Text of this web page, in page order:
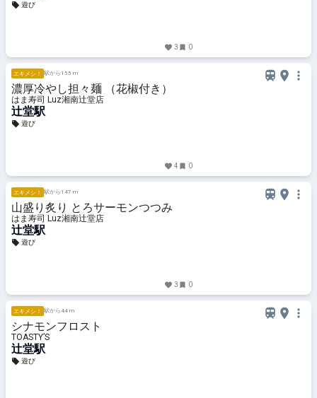
遊び
3 0
エキメシ！ 駅から155 m
濃厚冷やし担々麺 （花椒付き）
はま寿司 Luz湘南辻堂店
辻堂駅
遊び
4 0
エキメシ！ 駅から147 m
山盛り炙り とろサーモンつつみ
はま寿司 Luz湘南辻堂店
辻堂駅
遊び
3 0
エキメシ！ 駅から44 m
シナモンフロスト
TOASTY’S
辻堂駅
遊び